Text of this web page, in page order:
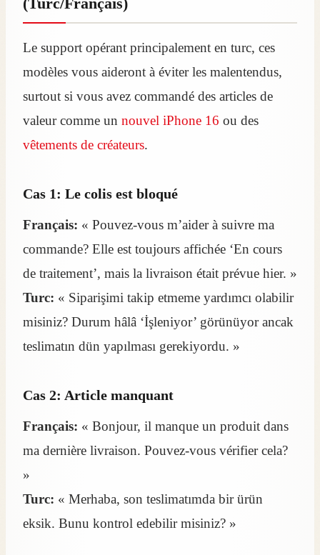
Le support opérant principalement en turc, ces
modèles vous aideront à éviter les malentendus,
surtout si vous avez commandé des articles de
valeur comme un nouvel iPhone 16 ou des
vêtements de créateurs.
Cas 1: Le colis est bloqué
Français: « Pouvez-vous m’aider à suivre ma
commande? Elle est toujours affichée ‘En cours
de traitement’, mais la livraison était prévue hier. »
Turc: « Siparişimi takip etmeme yardımcı olabilir
misiniz? Durum hâlâ ‘İşleniyor’ görünüyor ancak
teslimatın dün yapılması gerekiyordu. »
Cas 2: Article manquant
Français: « Bonjour, il manque un produit dans
ma dernière livraison. Pouvez-vous vérifier cela?
»
Turc: « Merhaba, son teslimatımda bir ürün
eksik. Bunu kontrol edebilir misiniz? »